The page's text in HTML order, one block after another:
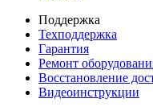
Поддержка
Техподдержка
Гарантия
Ремонт
Восстановление
Видеоинструкции